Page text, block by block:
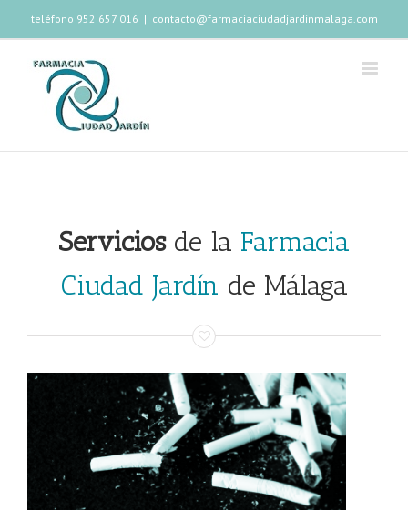
teléfono 952 657 016 | contacto@farmaciaciudadjardinmalaga.com
Serviciosde la Farmacia
Ciudad Jardín de Málaga